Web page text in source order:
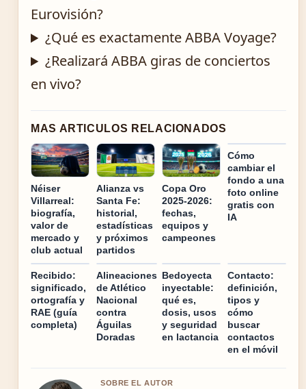
Eurovisión?
¿Qué es exactamente ABBA Voyage?
¿Realizará ABBA giras de conciertos
en vivo?
MAS ARTICULOS RELACIONADOS
Néiser
Villarreal:
biografía,
valor de
mercado y
club actual
Alianza vs
Santa Fe:
historial,
estadísticas
y próximos
partidos
Copa Oro
2025-2026:
fechas,
equipos y
campeones
Cómo
cambiar el
fondo a una
foto online
gratis con
IA
Recibido:
significado,
ortografía y
RAE (guía
completa)
Alineaciones
de Atlético
Nacional
contra
Águilas
Doradas
Bedoyecta
inyectable:
qué es,
dosis, usos
y seguridad
en lactancia
Contacto:
definición,
tipos y
cómo
buscar
contactos
en el móvil
SOBRE EL AUTOR